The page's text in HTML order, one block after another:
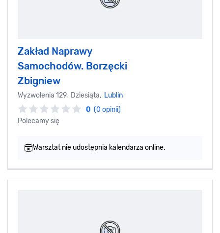
Zakład Naprawy
Samochodów. Borzęcki
Zbigniew
Wyzwolenia 129, Dziesiąta, Lublin
0 (0 opinii)
Polecamy się
Warsztat nie udostępnia kalendarza online.